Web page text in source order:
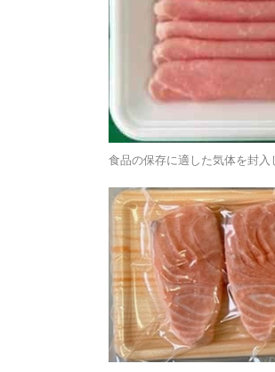
食品の保存に適した気体を封入